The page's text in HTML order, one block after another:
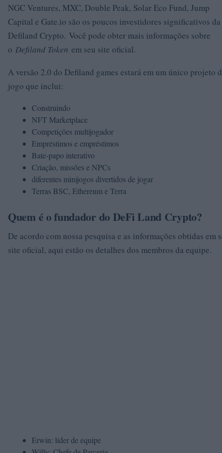
NGC Ventures, MXC, Double Peak, Solar Eco Fund, Jump
Capital e Gate.io são os poucos investidores significativos da
Defiland Crypto. Você pode obter mais informações sobre
o Defiland Token em seu site oficial.
A versão 2.0 do Defiland games estará em um único projeto
jogo que inclui:
Construindo
NFT Marketplace
Competições multijogador
Empréstimos e empréstimos
Bate-papo interativo
Criação, missões e NPCs
diferentes minijogos divertidos de jogar
Terras BSC, Ethereum e Terra
Quem é o fundador do DeFi Land Crypto?
De acordo com nossa pesquisa e as informações obtidas em
site oficial, aqui estão os detalhes dos membros da equipe.
Erwin: líder de equipe